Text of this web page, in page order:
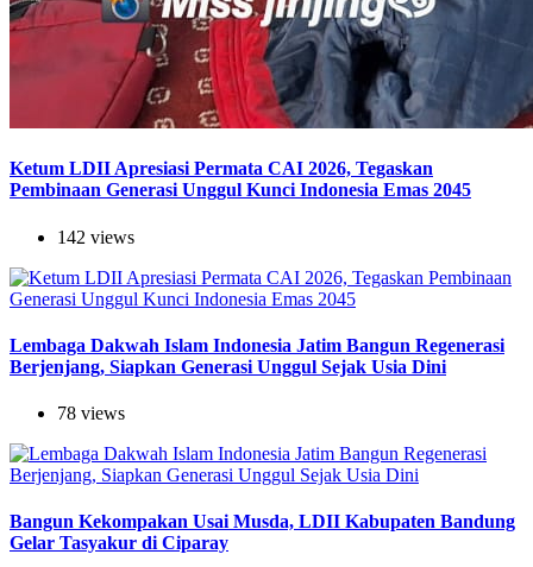
Ketum LDII Apresiasi Permata CAI 2026, Tegaskan
Pembinaan Generasi Unggul Kunci Indonesia Emas 2045
142 views
Lembaga Dakwah Islam Indonesia Jatim Bangun Regenerasi
Berjenjang, Siapkan Generasi Unggul Sejak Usia Dini
78 views
Bangun Kekompakan Usai Musda, LDII Kabupaten Bandung
Gelar Tasyakur di Ciparay